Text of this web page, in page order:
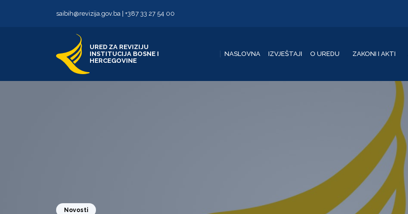
saibih@revizija.gov.ba +387 33 27 54 00
URED ZA REVIZIJU
INSTITUCIJA BOSNE I
HERCEGOVINE
NASLOVNA IZVJEŠTAJI O UREDU ZAKONI I AKTI
Novosti